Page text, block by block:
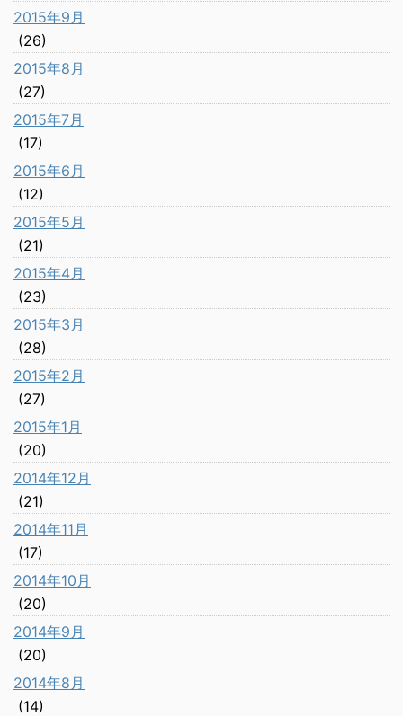
2015年9月
(26)
2015年8月
(27)
2015年7月
(17)
2015年6月
(12)
2015年5月
(21)
2015年4月
(23)
2015年3月
(28)
2015年2月
(27)
2015年1月
(20)
2014年12月
(21)
2014年11月
(17)
2014年10月
(20)
2014年9月
(20)
2014年8月
(14)